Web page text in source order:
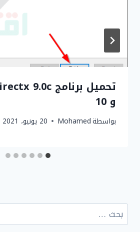
و 10
بواسطةMohamed 20 يونيو، 2021
البحث
عن: